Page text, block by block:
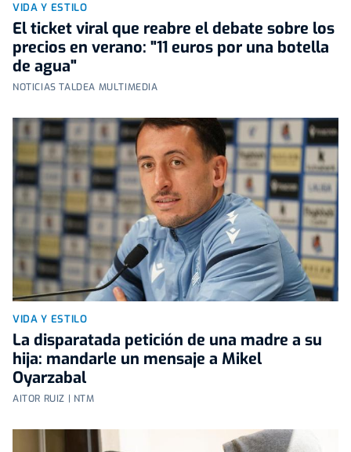
VIDA Y ESTILO
El ticket viral que reabre el debate sobre los
precios en verano: "11 euros por una botella
de agua"
NOTICIAS TALDEA MULTIMEDIA
VIDA Y ESTILO
La disparatada petición de una madre a su
hija: mandarle un mensaje a Mikel
Oyarzabal
AITOR RUIZ | NTM